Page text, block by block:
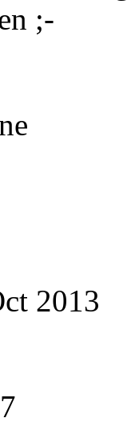
;-
2013